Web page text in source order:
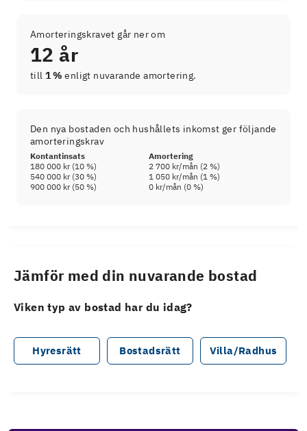
Amorteringskravet går ner om
12 år
till 1 % enligt nuvarande amortering.
Den nya bostaden och hushållets inkomst ger följande
amorteringskrav
Kontantinsats
Amortering
180 000 kr(10 %) 2 700 kr/mån (2 %)
540 000 kr(30 %) 1 050 kr/mån (1 %)
900 000 kr(50 %) 0 kr/mån (0 %)
Jämför med din nuvarande bostad
Viken typ av bostad har du idag?
Hyresrätt Bostadsrätt Villa/Radhus